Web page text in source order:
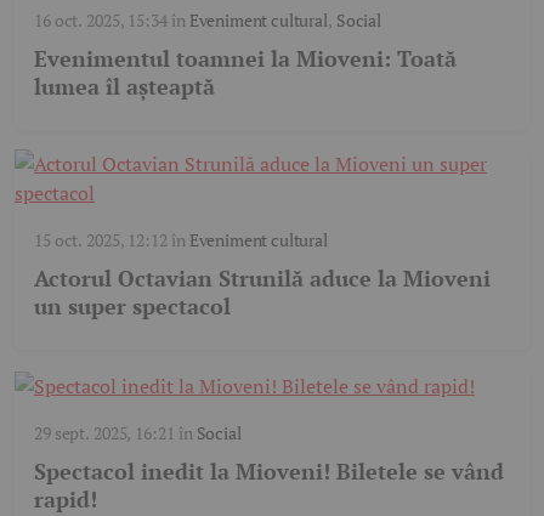
16 oct. 2025, 15:34în Eveniment cultural, Social
Evenimentul toamnei la Mioveni: Toată
lumea îl așteaptă
15 oct. 2025, 12:12 în Eveniment cultural
Actorul Octavian Strunilă aduce la Mioveni
un super spectacol
29 sept. 2025, 16:21 în Social
Spectacol inedit la Mioveni! Biletele se vând
rapid!